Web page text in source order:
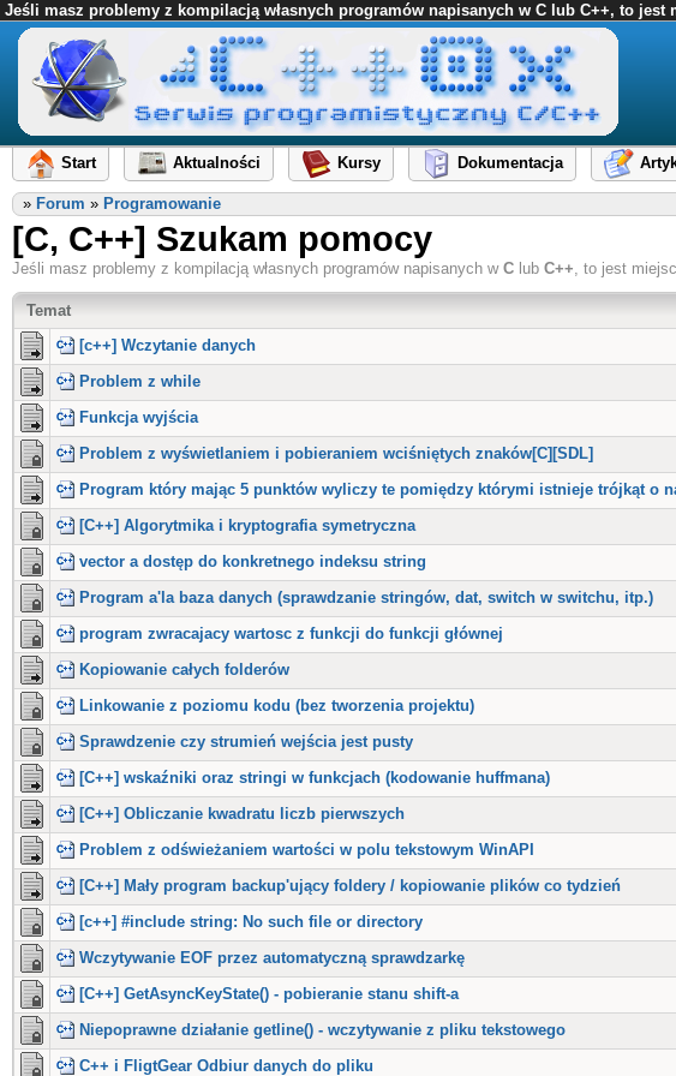
Jeśli masz problemy z kompilacją własnych programów napisanych w C lub C++, to jest
Start Aktualności Kursy Dokumentacja
» Forum » Programowanie
[C, C++] Szukam pomocy
Jeśli masz problemy z kompilacją własnych programów napisanych w C lub C++, to jest
Temat
[c++] Wczytanie danych
Problem z while
Funkcja wyjścia
Problem z wyświetlaniem i pobieraniem wciśniętych znaków[C][SDL]
Program który mając 5 punktów wyliczy te pomiędzy którymi istnieje trójkąt o
[C++] Algorytmika i kryptografia symetryczna
vector a dostęp do konkretnego indeksu string
Program a'la baza danych (sprawdzanie stringów, dat, switch w switchu, itp.)
program zwracajacy wartosc z funkcji do funkcji głównej
Kopiowanie całych folderów
Linkowanie z poziomu kodu (bez tworzenia projektu)
Sprawdzenie czy strumień wejścia jest pusty
[C++] wskaźniki oraz stringi w funkcjach (kodowanie huffmana)
[C++] Obliczanie kwadratu liczb pierwszych
Problem z odświeżaniem wartości w polu tekstowym WinAPI
[C++] Mały program backup'ujący foldery / kopiowanie plików co tydzień
[c++] #include string: No such file or directory
Wczytywanie EOF przez automatyczną sprawdzarkę
[C++] GetAsyncKeyState() - pobieranie stanu shift-a
Niepoprawne działanie getline() - wczytywanie z pliku tekstowego
C++ i FligtGear Odbiur danych do pliku